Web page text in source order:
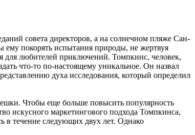
совета директоров, а на солнечном пляже Сан-
ему покорять испытания природы, не жертвуя
для любителей приключений. Томпкинс, человек,
что-то по-настоящему уникальное. Он назвал
духа исследования, который определил
Чтобы еще больше повысить популярность
искусного маркетингового подхода Томпкинса,
в течение следующих двух лет. Однако